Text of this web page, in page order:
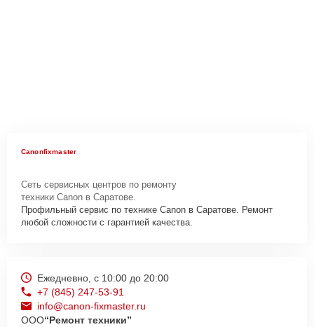
Canonfixmaster
Сеть сервисных центров по ремонту
техники Canon в Саратове.
Профильный сервис по технике Canon в Саратове. Ремонт
любой сложности с гарантией качества.
Ежедневно, с 10:00 до 20:00
+7 (845) 247-53-91
info@canon-fixmaster.ru
ООО“Ремонт техники”